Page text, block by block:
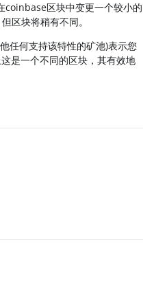
区块中变更一个较小的
区块将稍有不同。
任何支持该特性的矿池)表示您
是一个不同的区块，其有效地